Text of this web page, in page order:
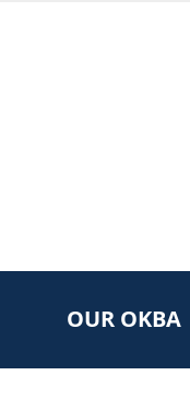
OUR OKBA